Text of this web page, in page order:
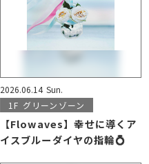
2026.06.14 Sun.
1F グリーンゾーン
【Flowaves】幸せに導くア
イスブルーダイヤの指輪💍